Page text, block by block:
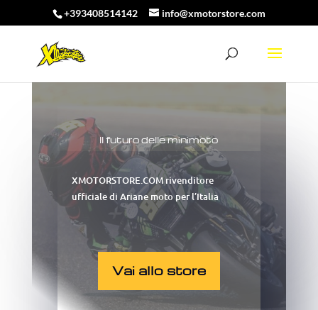
+393408514142 info@xmotorstore.com
Il futuro delle minimoto
XMOTORSTORE.COM rivenditore
ufficiale di Ariane moto per l’Italia
Vai allo store